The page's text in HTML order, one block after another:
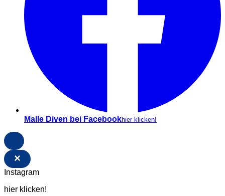
Malle Diven bei Facebookhier klicken!
×
Instagram
hier klicken!